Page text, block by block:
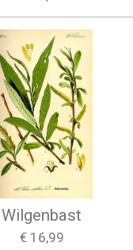
Wilgenbast
€ 16,99